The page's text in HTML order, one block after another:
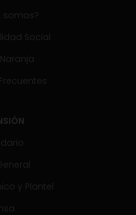
somos?
Social
y Plantel